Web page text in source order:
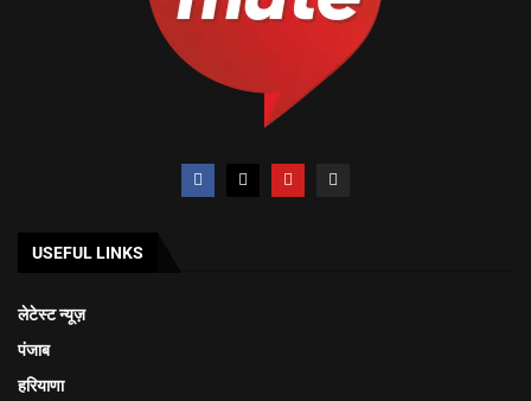
USEFUL LINKS
लेटेस्ट न्यूज़
पंजाब
हरियाणा